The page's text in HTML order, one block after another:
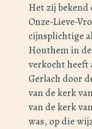
Het zij bekend
Onze-Lieve-
cijnsplichtige
Houthem in
verkocht heeft
Gerlach door
van de kerk
van de kerk
was, op die